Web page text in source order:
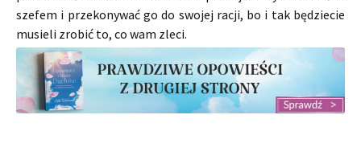
szefem i przekonywać go do swojej racji, bo i tak będziecie
musieli zrobić to, co wam zleci.